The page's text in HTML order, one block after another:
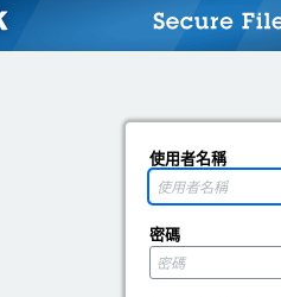
使用者名稱
密碼